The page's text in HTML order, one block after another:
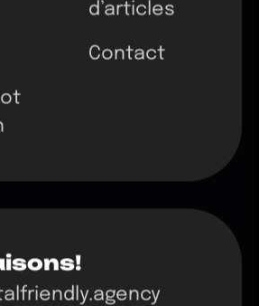
d’articles
Contact